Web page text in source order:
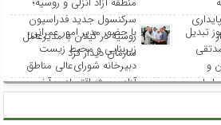
سرکنسول جدید فدراسیون
روسیه در گیلان با مدیرعامل
سازمان دیدار کرد
تبدیل
و
با حضور مدیر امور عمرانی،
زیربنایی و محیط زیست
دبیرخانه شورای‌عالی مناطق
آزاد و ویژه اقتصادی؛ آخرین
منطقه آزاد انزلی بررسی شد